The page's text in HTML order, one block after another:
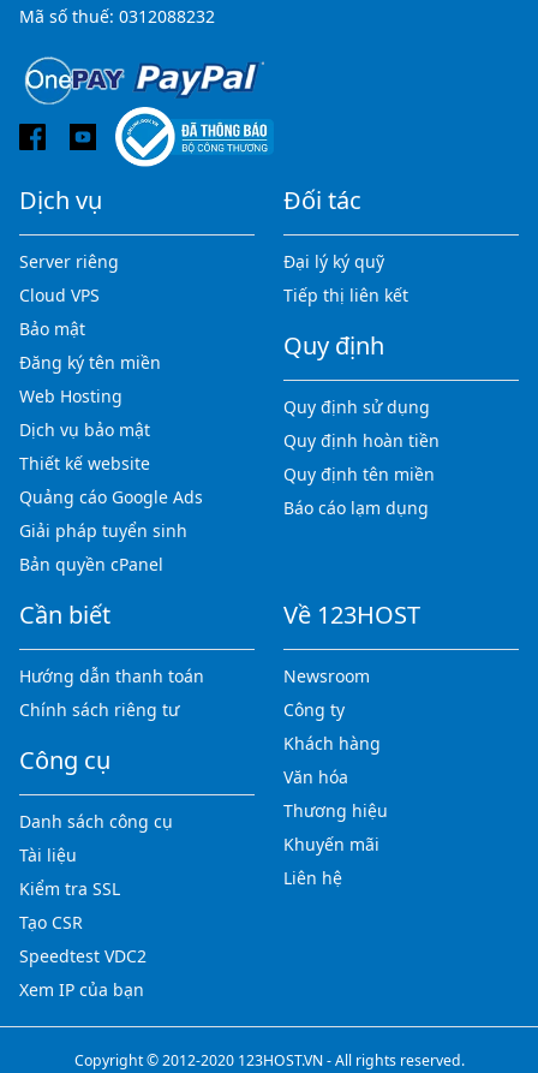
Mã số thuế: 0312088232
Dịch vụ
Server riêng
Cloud VPS
Bảo mật
Đăng ký tên miền
Web Hosting
Dịch vụ bảo mật
Thiết kế website
Quảng cáo Google Ads
Giải pháp tuyển sinh
Bản quyền cPanel
Đối tác
Đại lý ký quỹ
Tiếp thị liên kết
Quy định
Quy định sử dụng
Quy định hoàn tiền
Quy định tên miền
Báo cáo lạm dụng
Cần biết
Hướng dẫn thanh toán
Chính sách riêng tư
Công cụ
Danh sách công cụ
Tài liệu
Kiểm tra SSL
Tạo CSR
Speedtest VDC2
Xem IP của bạn
Về 123HOST
Newsroom
Công ty
Khách hàng
Văn hóa
Thương hiệu
Khuyến mãi
Liên hệ
Copyright © 2012-2020 123HOST.VN - All rights reserved.